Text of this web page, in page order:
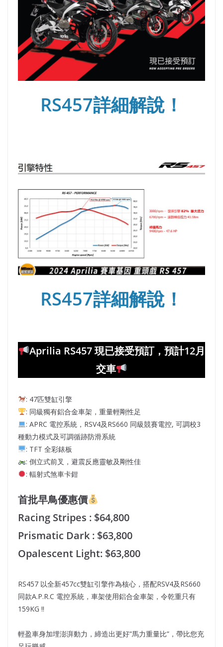
RS457詳細解說！
RS457詳細解說！
Aprilia RS457 現已接受預訂，預計12月
交車
: 47匹雙缸引擎
: 同級獨有鋁合金車架，重量輕剛性足
: APRC 電控系統，RSV4及RS660 同級競賽電控, 可調校3
種動力模式及可調循跡防滑系統
: TFT 全彩錶板
: 倒立式前叉，避震反應靈敏及剛性佳
: 輻射式煞車卡鉗
首批早鳥優惠價
Racing Stripes : $64,800
Prismatic Dark : $63,800
Opalescent Light: $63,800
RS457 以全新457cc雙缸引擎作為核心，搭配RSV4及RS660
同款A.P.R.C 電控系統，車架使用鋁合金車架，令乾重只有
159KG !!
輕盈車身加埋澎湃動力，締造出更好”馬力重量比”，帶比您充